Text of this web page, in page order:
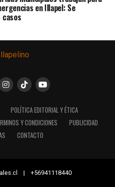
en Illapel: Se
POLÍTICA EDITORIAL Y ÉTICA
Y CONDICIONES
PUBLICIDAD
CONTACTO
| +56941118440